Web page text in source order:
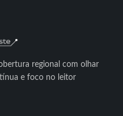
regional com olhar
e foco no leitor